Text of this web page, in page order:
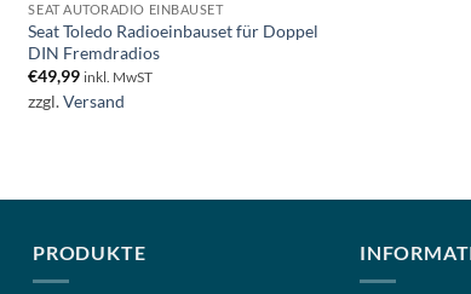
SEAT AUTORADIO EINBAUSET
Seat Toledo Radioeinbauset für Doppel
DIN Fremdradios
€49,99 inkl. MwST
zzgl.Versand
PRODUKTE